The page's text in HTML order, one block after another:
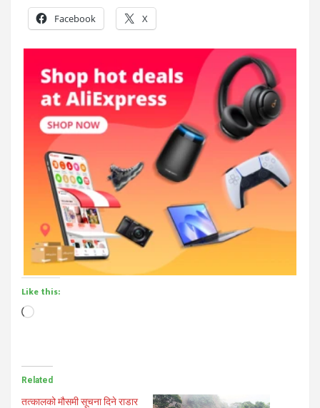
Facebook X
Like this:
Loading…
Related
तत्कालको मौसमी सूचना दिने राडार